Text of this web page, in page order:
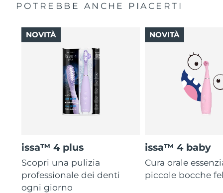
POTREBBE ANCHE PIACERTI
issa™ 4 plus
Scopri una pulizia
professionale dei denti
ogni giorno
NOVITÀ
issa™ 4 baby
Cura orale
piccole bocche
NOVITÀ